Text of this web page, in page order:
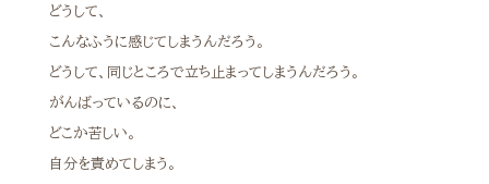
どうして、
こんなふうに感じてしまうんだろう。
どうして、同じところで立ち止まってしまうんだろう。
がんばっているのに、
どこか苦しい。
自分を責めてしまう。